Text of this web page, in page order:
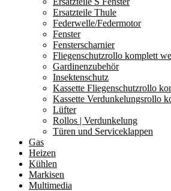
Ersatzteile Thule
Federwelle/Federmotor
Fenster
Fensterscharnier
Fliegenschutzrollo komplett
Gardinenzubehör
Insektenschutz
Kassette Fliegenschutzrollo
Kassette Verdunkelungsrollo
Lüfter
Rollos | Verdunkelung
Türen und Serviceklappen
Gas
Heizen
Kühlen
Markisen
Multimedia